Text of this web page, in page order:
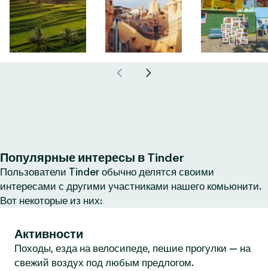
Популярные интересы в Tinder
Пользователи Tinder обычно делятся своими
интересами с другими участниками нашего комьюнити.
Вот некоторые из них:
Активности
Походы, езда на велосипеде, пешие прогулки — на
свежий воздух под любым предлогом.